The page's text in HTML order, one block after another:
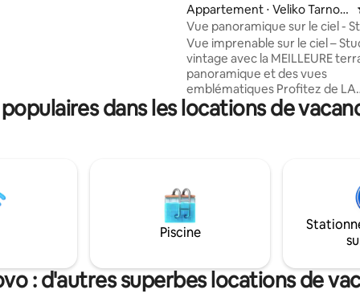
base de 231 commentaires : 4,95 sur 5
d'un séjour unique.
Appartement ⋅ Veliko Tarnov
o
Vue panoramique sur le ciel -
Vue imprenable sur le ciel –
vintage avec la MEILLEURE
panoramique et des vues
emblématiques Profitez de LA
MEILLEURE vue panoramique
Veliko Tarnovo depuis une
célèbre spectacle « Son et
Intérieur vintage élégant,
commodités, arrivée
stationnement gratuit. Rue
5 minutes du centre-ville. Peut
et inoubliable au-dessus de la
dans les locations de
Piscine
: d'autres superbes locations de